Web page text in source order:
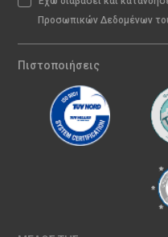
Προσωπικών Δεδομένων
Πιστοποιήσεις